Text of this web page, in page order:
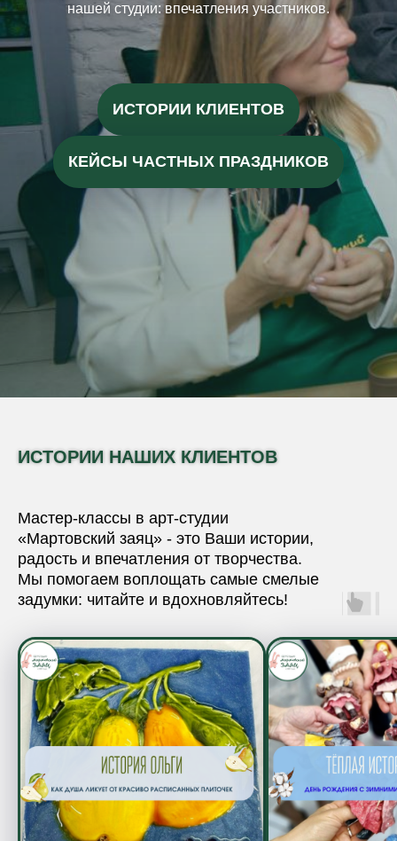
нашей студии: впечатления участников.
ИСТОРИИ КЛИЕНТОВ
КЕЙСЫ ЧАСТНЫХ ПРАЗДНИКОВ
ИСТОРИИ НАШИХ КЛИЕНТОВ
Мастер-классы в арт-студии
«Мартовский заяц» - это Ваши истории,
радость и впечатления от творчества.
Мы помогаем воплощать самые смелые
задумки: читайте и вдохновляйтесь!